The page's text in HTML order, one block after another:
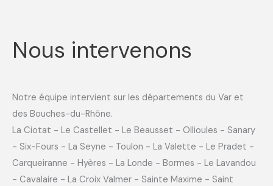
Nous intervenons
Notre équipe intervient sur les départements du Var et
des Bouches-du-Rhône.
La Ciotat - Le Castellet - Le Beausset - Ollioules - Sanary
- Six-Fours - La Seyne - Toulon - La Valette - Le Pradet -
Carqueiranne - Hyères - La Londe - Bormes - Le Lavandou
- Cavalaire - La Croix Valmer - Sainte Maxime - Saint